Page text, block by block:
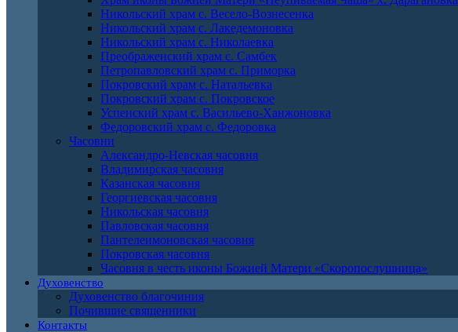
Никольский храм с. Весело-Вознесенка
Никольский храм с. Лакедемоновка
Никольский храм с. Николаевка
Преображенский храм с. Самбек
Петропавловский храм с. Приморка
Покровский храм с. Натальевка
Покровский храм с. Покровское
Успенский храм с. Васильево-Ханжоновка
Федоровский храм с. Федоровка
Часовни
Александро-Невская часовня
Владимирская часовня
Казанская часовня
Георгиевская часовня
Никольская часовня
Павловская часовня
Пантелеимоновская часовня
Покровская часовня
Часовня в честь иконы Божией Матери «Скоропослушница»
Духовенство
Духовенство благочиния
Почившие священники
Контакты